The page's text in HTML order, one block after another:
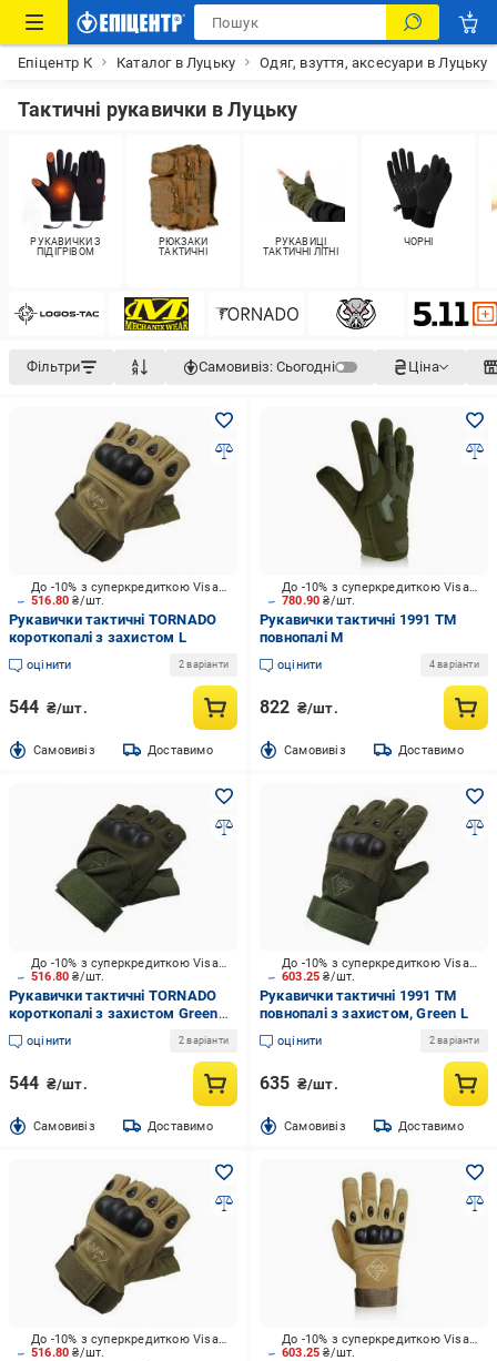
Епіцентр К Каталог в Луцьку Одяг, взуття, аксесуари в Луцьку
Тактичні рукавички в Луцьку
РУКАВИЧКИ З
ПІДІГРІВОМ
РЮКЗАКИ
ТАКТИЧНІ
РУКАВИЦІ
ТАКТИЧНІ ЛІТНІ
ЧОРНІ
Фільтри Самовивіз: Сьогодні Ціна
516.80₴/шт.
До -10% з суперкредиткою Visa Вигода
Рукавички тактичні TORNADO
короткопалі з захистом L
оцінити 2 варіанти
544 ₴/шт.
Cамовивіз Доставимо
780.90₴/шт.
До -10% з суперкредиткою Visa Вигода
Рукавички тактичні 1991 ТМ
повнопалі M
оцінити 4 варіанти
822 ₴/шт.
Cамовивіз Доставимо
516.80₴/шт.
До -10% з суперкредиткою Visa Вигода
Рукавички тактичні TORNADO
короткопалі з захистом Green
XL
оцінити 2 варіанти
544 ₴/шт.
Cамовивіз Доставимо
603.25₴/шт.
До -10% з суперкредиткою Visa Вигода
Рукавички тактичні 1991 ТМ
повнопалі з захистом, Green L
оцінити 2 варіанти
635 ₴/шт.
Cамовивіз Доставимо
516.80₴/шт.
До -10% з суперкредиткою Visa Вигода
603.25₴/шт.
До -10% з суперкредиткою Visa Вигода